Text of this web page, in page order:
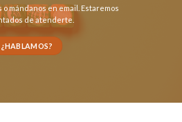
omándanos en email . Estaremos
de atenderte.
¿HABLAMOS?